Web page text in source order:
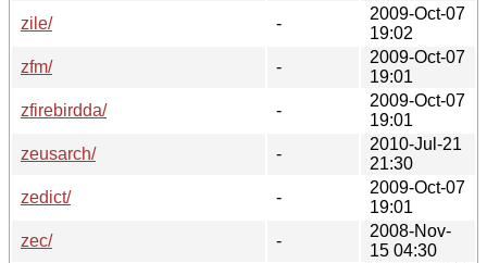
zile/
-
2009-Oct-07
19:02
zfm/
-
2009-Oct-07
19:01
zfirebirdda/
-
2009-Oct-07
19:01
zeusarch/
-
2010-Jul-21
21:30
zedict/
-
2009-Oct-07
19:01
zec/
-
2008-Nov-
15 04:30